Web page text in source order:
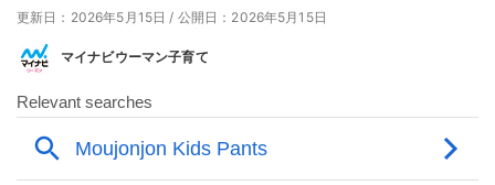
更新日：2026年5月15日 / 公開日：2026年5月15日
マイナビウーマン子育て